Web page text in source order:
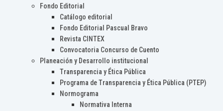
Fondo Editorial
Catálogo editorial
Fondo Editorial Pascual Bravo
Revista CINTEX
Convocatoria Concurso de Cuento
Planeación y Desarrollo institucional
Transparencia y Ética Pública
Programa de Transparencia y Ética Pública (PTEP)
Normograma
Normativa Interna